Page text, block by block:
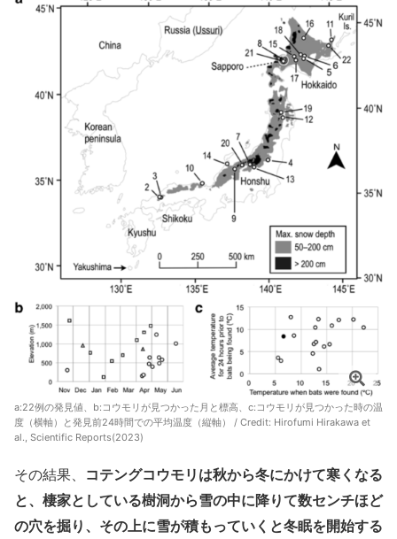
a:22例の発見値、b:コウモリが見つかった月と標高、c:コウモリが見つかった時の温
度（横軸）と発見前24時間での平均温度（縦軸） / Credit: Hirofumi Hirakawa et
al., Scientific Reports(2023)
その結果、 コテングコウモリは秋から冬にかけて寒くなる
と、棲家としている樹洞から雪の中に降りて数センチほど
の穴を掘り、その上に雪が積もっていくと冬眠を開始する